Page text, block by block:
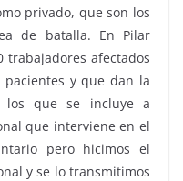
privado, que son los
de batalla. En Pilar
trabajadores afectados
y que dan la
los que se incluye a
que interviene en el
pero hicimos el
y se lo transmitimos